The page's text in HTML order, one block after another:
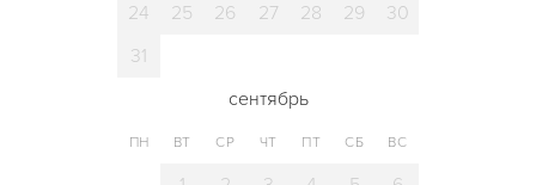
24
25 26 27 28 29
30
31
сентябрь
ПН ВТ СР ЧТ ПТ СБ ВС